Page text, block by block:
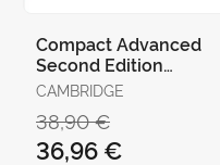
Compact Advanced
Second Edition
Student's Book With
Answers With Digital
Pack
CAMBRIDGE
38,90 €
36,96 €